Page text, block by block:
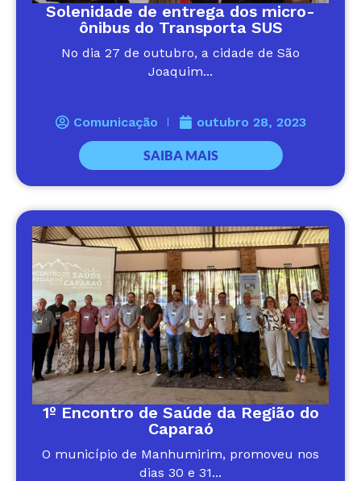
Solenidade de entrega dos micro-
ônibus do Transporta SUS
No dia 27 de outubro, a cidade de São
Joaquim...
Comunicação outubro 28, 2023
SAIBA MAIS
1º Encontro de Saúde da Região do
Caparaó
O município de Manhumirim, promoveu nos
dias 30 e 31...